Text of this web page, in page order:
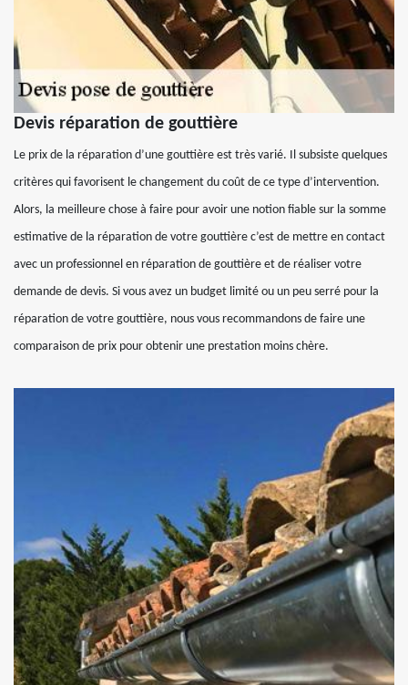
Devis réparation de gouttière
Le prix de la réparation d’une gouttière est très varié. Il subsiste quelques
critères qui favorisent le changement du coût de ce type d’intervention.
Alors, la meilleure chose à faire pour avoir une notion fiable sur la somme
estimative de la réparation de votre gouttière c’est de mettre en contact
avec un professionnel en réparation de gouttière et de réaliser votre
demande de devis. Si vous avez un budget limité ou un peu serré pour la
réparation de votre gouttière, nous vous recommandons de faire une
comparaison de prix pour obtenir une prestation moins chère.